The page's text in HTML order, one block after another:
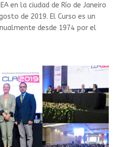
en la ciudad de Río de Janeiro
de 2019. El Curso es un
desde 1974 por el